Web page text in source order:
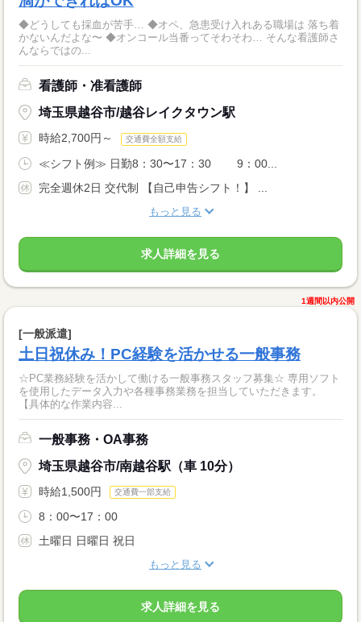
◆どうしても採血が苦手… ◆オペ、急患受け入れある職場は 落ち着
かないんだよな〜 ◆オンコール当番ってそわそわ… そんな看護師さ
んならではの...
看護師・准看護師
埼玉県越谷市/越谷レイクタウン駅
時給2,700円～ 交通費全額支給
≪シフト例≫ 日勤8：30〜17：30 9：00...
完全週休2日 交代制 【自己申告シフト！】 ...
もっと見る
求人詳細を見る
1週間以内公開
[一般派遣]
土日祝休み！PC経験を活かせる一般事務
☆PC業務経験を活かして働ける一般事務スタッフ募集☆ 専用ソフト
を使用したデータ入力や各種事務業務を担当していただきます。
【具体的な作業内容...
一般事務・OA事務
埼玉県越谷市/南越谷駅（車 10分）
時給1,500円 交通費一部支給
8：00〜17：00
土曜日 日曜日 祝日
もっと見る
求人詳細を見る